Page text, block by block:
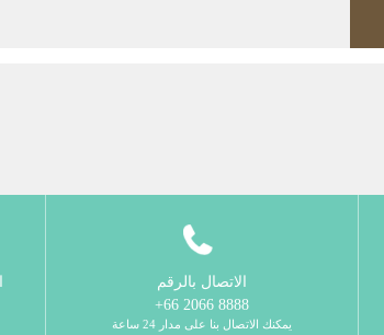
الاتصال بالرقم
8888 2066 66+
يمكنك الاتصال بنا على مدار 24 ساعة